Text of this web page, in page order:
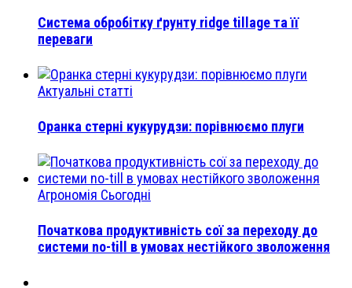
Система обробітку ґрунту ridge tillage та її
переваги
Актуальні статті
Оранка стерні кукурудзи: порівнюємо плуги
Агрономія Сьогодні
Початкова продуктивність сої за переходу до
системи no-till в умовах нестійкого зволоження